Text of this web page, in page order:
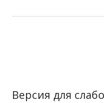
Версия для